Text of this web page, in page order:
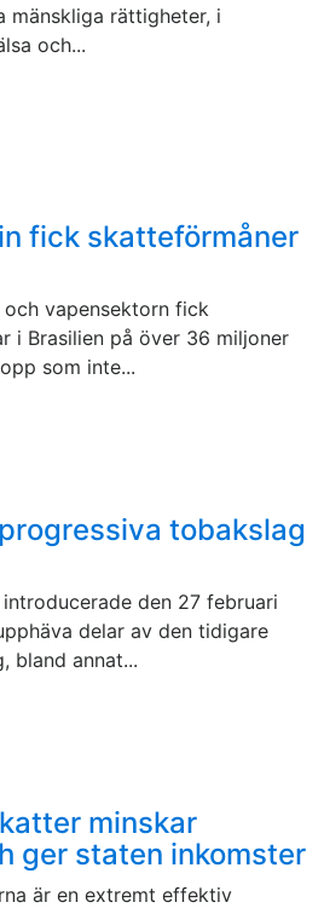
mänskliga rättigheter, i
och...
fick skatteförmåner
vapensektorn fick
i Brasilien på över 36 miljoner
som inte...
tobakslag
den 27 februari
delar av den tidigare
bland annat...
minskar
ger staten inkomster
är en extremt effektiv